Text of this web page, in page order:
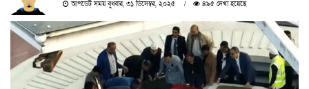
আপডেট সময় বুধবার, ৩১ ডিসেম্বর, ২০২৫ ৪৯৫ দেখা হয়েছে